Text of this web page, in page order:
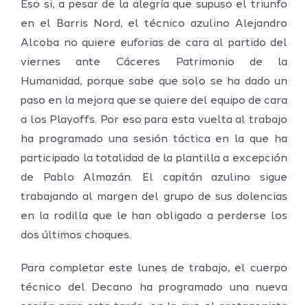
Eso si, a pesar de la alegría que supuso el triunfo
en el Barris Nord, el técnico azulino Alejandro
Alcoba no quiere euforias de cara al partido del
viernes ante Cáceres Patrimonio de la
Humanidad, porque sabe que solo se ha dado un
paso en la mejora que se quiere del equipo de cara
a los Playoffs. Por eso para esta vuelta al trabajo
ha programado una sesión táctica en la que ha
participado la totalidad de la plantilla a excepción
de Pablo Almazán. El capitán azulino sigue
trabajando al margen del grupo de sus dolencias
en la rodilla que le han obligado a perderse los
dos últimos choques.
Para completar este lunes de trabajo, el cuerpo
técnico del Decano ha programado una nueva